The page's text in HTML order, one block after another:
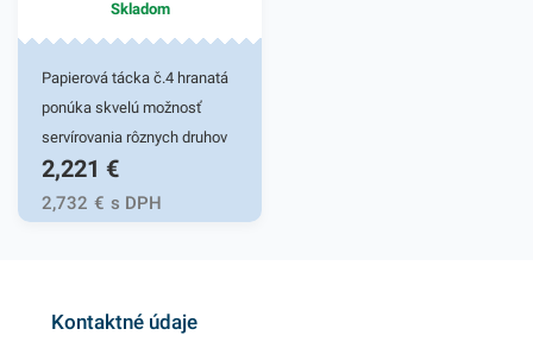
100ks slamiek v bielom
vyhotovení. V našej ponuke
nájdete ďalšie podobné
produkty, ktoré vás zaručene
oslovia.
Skladom
Papierová tácka č.4 hranatá
ponúka skvelú možnosť
servírovania rôznych druhov
pokrmov. Je vyrobená z
pevného (PAP)
recyklovaného materiálu.
pokrmy rôzneho druhu -
2,221 €
2,732 € s DPH
Kontaktné údaje